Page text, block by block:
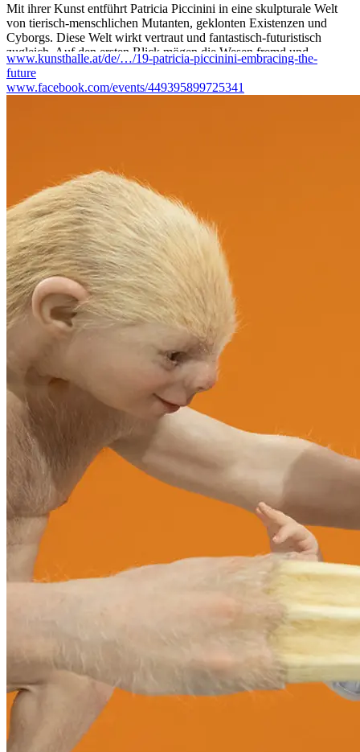
Mit ihrer Kunst entführt Patricia Piccinini in eine skulpturale Welt
von tierisch-menschlichen Mutanten, geklonten Existenzen und
Cyborgs. Diese Welt wirkt vertraut und fantastisch-futuristisch
zugleich. Auf den ersten Blick mögen die Wesen fremd und
surreal erscheinen. Bei genauerer Betrachtung lassen sich jedoch
freundliche Gesichter und fürsorgende Gesten erkennen.
sterben aus, neue entstehen durch künstliche Intelligenz und
genetische Manipulation. Es entwickeln sich faszinierende und
furchterregende Verbindungen von Mensch, Natur und
Technologie. Ihre Arbeiten enthalten ethische Botschaften über
Empathie und Fürsorge für alle Kreaturen und Pflanzen, mit
denen wir diese Erde teilen – und für die noch unbekannten
Wesen, die in Zukunft unter uns leben werden.
Mit der Ausstellung in der Kunsthalle Krems ist der 1965 in
Sierra Leone geborenen und in Australien lebenden Patricia
Piccinini in Österreich erstmals eine umfangreiche Personale
gewidmet. Skulpturen, Installationen, Collagen und Videoarbeiten
werden in einem retrospektiven Querschnitt ihres künstlerischen
Schaffens präsentiert. Unter anderem The Bond (2016), eine
hyperrealistische Frauenfigur, die ein hybrides Wesen umsorgend
in ihren Händen hält, Kindred (2018), eine Skulptur aus
klammernden Babys am Körper ihrer Mutter und das Highlight
des australischen Pavillons auf der Biennale di Venezia 2003, The
Young Family (Die junge Familie).
Die Ausstellung entsteht in Kooperation mit dem Institut für
Kulturaustausch Tübingen und wird neben Krems in weiteren
internationalen Ausstellungshäusern wie z. B. im ARKEN
Museum für moderne Kunst, Kopenhagen gezeigt.
...Mehr lesen
www.kunsthalle.at/de/…/19-patricia-piccinini-embracing-the-
future
www.facebook.com/events/449395899725341